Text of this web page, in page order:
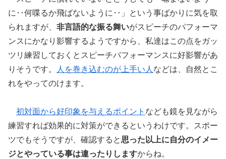
に‥何喋るか飛ばないように‥」という事ばかりに気を取
られますが、 非言語的な振る舞いがスピーチのパフォーマ
ンスにかなり影響するようですから、私達はこの点をガッ
ツリ練習しておくとスピーチパフォーマンスに好影響があ
りそうです。
人を巻き込むのが上手い人 などは、自然とこ
れをやってのけます。
初対面から好印象を与えるポイント なども鏡を見ながら
練習すれば効果的に対策ができるというわけです。スポー
ツでもそうですが、確認すると思った以上に自分のイメー
ジとやっている事は違ったりしますからね。